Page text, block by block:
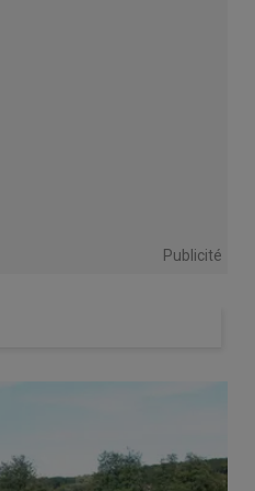
Publicité